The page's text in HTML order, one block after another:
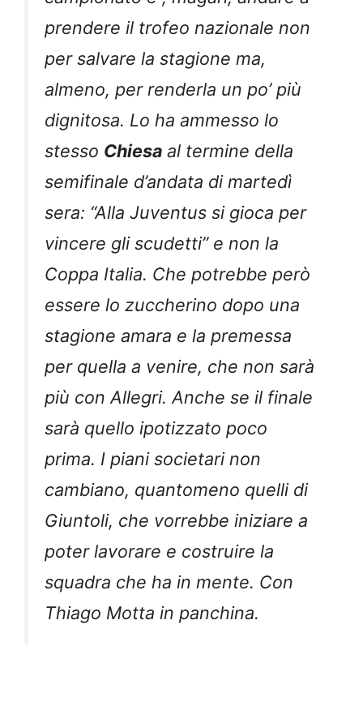
prendere il trofeo nazionale non
per salvare la stagione ma,
almeno, per renderla un po’ più
dignitosa. Lo ha ammesso lo
stesso Chiesa al termine della
semifinale d’andata di martedì
sera: “Alla Juventus si gioca per
vincere gli scudetti” e non la
Coppa Italia. Che potrebbe però
essere lo zuccherino dopo una
stagione amara e la premessa
per quella a venire, che non sarà
più con Allegri. Anche se il finale
sarà quello ipotizzato poco
prima. I piani societari non
cambiano, quantomeno quelli di
Giuntoli, che vorrebbe iniziare a
poter lavorare e costruire la
squadra che ha in mente. Con
Thiago Motta in panchina.